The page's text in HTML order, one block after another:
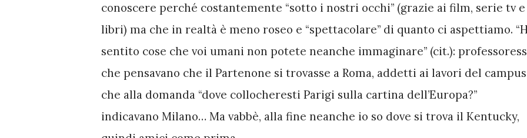
conoscere perché costantemente “sotto i nostri occhi” (grazie ai film, serie tv e
libri) ma che in realtà è meno roseo e “spettacolare” di quanto ci aspettiamo.
sentito cose che voi umani non potete neanche immaginare” (cit.):
che pensavano che il Partenone si trovasse a Roma, addetti ai lavori del campus
che alla domanda “dove collocheresti Parigi sulla cartina dell’Europa?”
indicavano Milano… Ma vabbè, alla fine neanche io so dove si trova il Kentucky,